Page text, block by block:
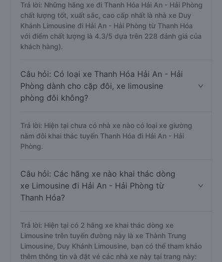
Trả lời: Những hãng xe đi Thanh Hóa Hải An - Hải Phòng
chất lượng tốt, xuất sắc, cao cấp nhất là nhà xe Duy
Khánh Limousine đi Hải An - Hải Phòng từ Thanh Hóa
với điểm chất lượng là 4.3/5 dựa trên 228 đánh giá của
khách hàng).
Câu hỏi: Có loại xe Thanh Hóa Hải An - Hải
Phòng dành cho cặp đôi, xe limousine
phòng đôi không?
Trả lời: Hiện tại chưa có nhà xe nào có loại xe giường
nằm đôi khai thác tuyến Thanh Hóa đi Hải An - Hải
Phòng.
Câu hỏi: Các hãng xe nào khai thác dòng
xe Limousine đi Hải An - Hải Phòng từ
Thanh Hóa?
Trả lời: Hiện tại có 2 hãng xe khai thác dòng xe
Limousine trên tuyến đường này là xe Thành Trung
Limousine, Duy Khánh Limousine, bạn có thể tham khảo
thêm thông tin và đặt vé các nhà xe này tại trang này: